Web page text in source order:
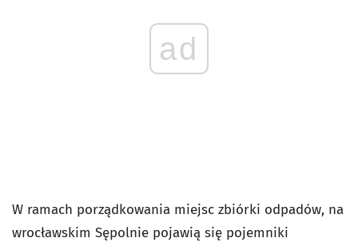
ad
W ramach porządkowania miejsc zbiórki odpadów, na
wrocławskim Sępolnie pojawią się pojemniki